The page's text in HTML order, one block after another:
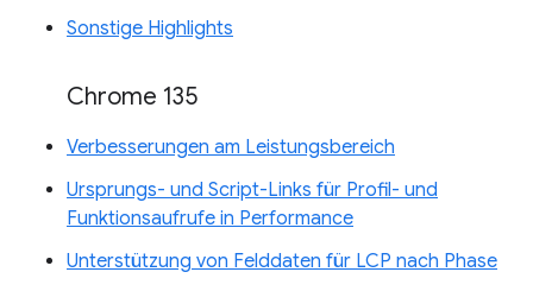
Sonstige Highlights
Chrome 135
Verbesserungen am Leistungsbereich
Ursprungs- und Script-Links für Profil- und
Funktionsaufrufe in Performance
Unterstützung von Felddaten für LCP nach Phase